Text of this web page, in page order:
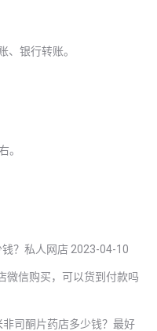
、银行转账。
。
钱？私人网店 2023-04-10
微信购买，可以货到付款吗
司酮片药店多少钱？最好